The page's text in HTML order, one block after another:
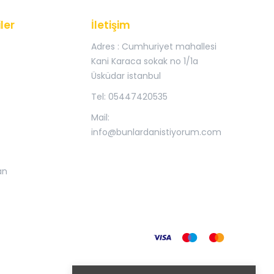
İletişim
Adres : Cumhuriyet mahallesi
Kani Karaca sokak no 1/1a
Üsküdar istanbul
Tel: 05447420535
Mail:
info@bunlardanistiyorum.com